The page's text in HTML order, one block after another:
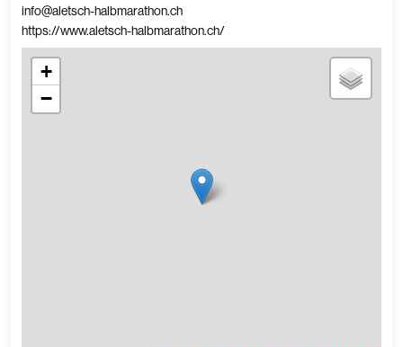
info@aletsch-halbmarathon.ch
https://www.aletsch-halbmarathon.ch/
+
−